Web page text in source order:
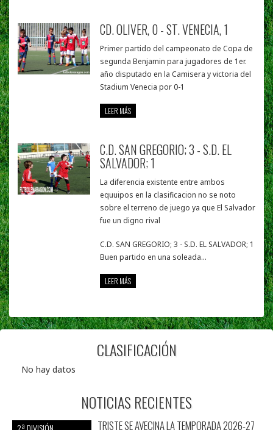
CD. OLIVER, 0 - ST. VENECIA, 1
Primer partido del campeonato de Copa de
segunda Benjamin para jugadores de 1er.
año disputado en la Camisera y victoria del
Stadium Venecia por 0-1
LEER MÁS
C.D. SAN GREGORIO; 3 - S.D. EL
SALVADOR; 1
La diferencia existente entre ambos
equuipos en la clasificacion no se noto
sobre el terreno de juego ya que El Salvador
fue un digno rival
C.D. SAN GREGORIO; 3 - S.D. EL SALVADOR; 1
Buen partido en una soleada...
LEER MÁS
CLASIFICACIÓN
No hay datos
NOTICIAS RECIENTES
TRISTE SE AVECINA LA TEMPORADA 2026-27